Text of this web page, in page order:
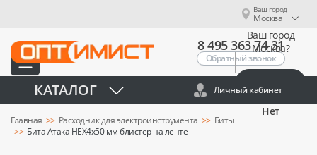
Ваш город
Москва
Ваш город
Москва?
Нет
8 495 363 74 31
Обратный звонок
КАТАЛОГ Личный кабинет
Главная Расходник для электроинструмента
Биты
Бита Атака HEX4x50 мм блистер на ленте